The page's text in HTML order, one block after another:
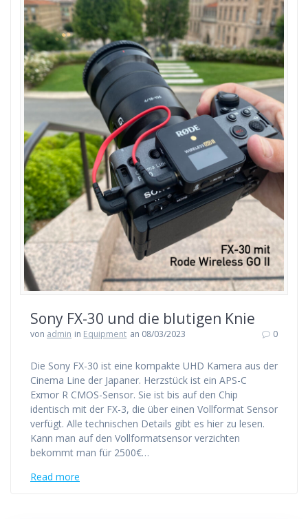
Sony FX-30 und die blutigen Knie
von admin in Equipment an 08/03/2023 0
Die Sony FX-30 ist eine kompakte UHD Kamera aus der
Cinema Line der Japaner. Herzstück ist ein APS-C
Exmor R CMOS-Sensor. Sie ist bis auf den Chip
identisch mit der FX-3, die über einen Vollformat Sensor
verfügt. Alle technischen Details gibt es hier zu lesen.
Kann man auf den Vollformatsensor verzichten
bekommt man für 2500€…
Read more